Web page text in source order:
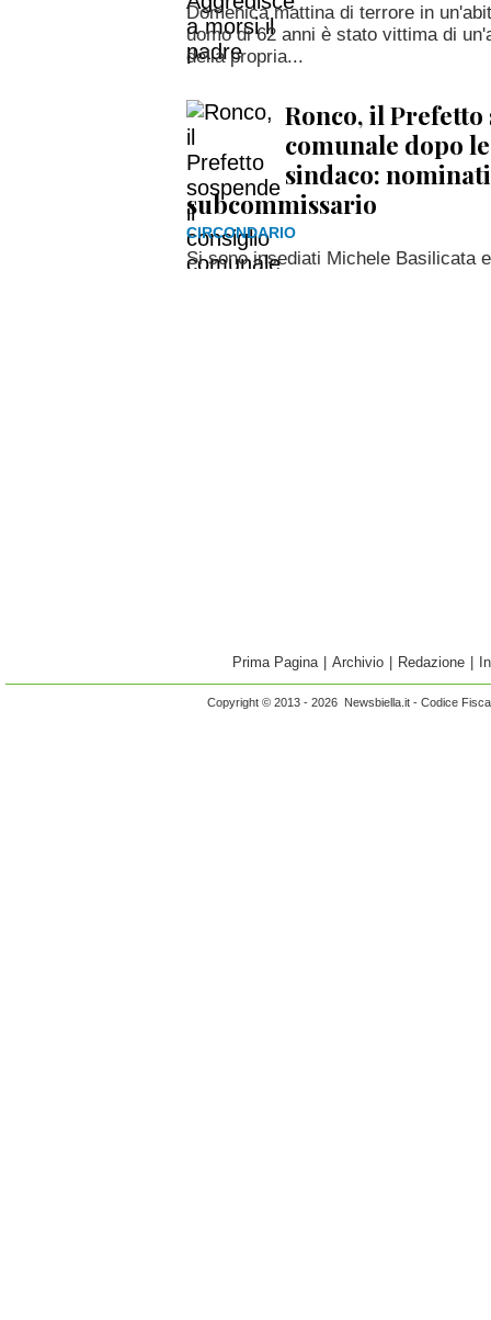
Domenica mattina di terrore in
uomo di 62 anni è stato vittima di
della propria...
Ronco, il
comunale dopo
sindaco:
subcommissario
CIRCONDARIO
Si sono insediati Michele Basilicata
Prima Pagina Archivio Redazione
Copyright © 2013 - 2026 Newsbiella.it - Codice